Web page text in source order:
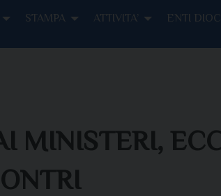
STAMPA ATTIVITA’ ENTI
MINISTERI,